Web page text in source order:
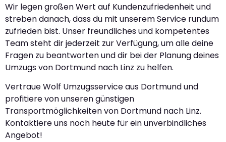
Wir legen großen Wert auf Kundenzufriedenheit und
streben danach, dass du mit unserem Service rundum
zufrieden bist. Unser freundliches und kompetentes
Team steht dir jederzeit zur Verfügung, um alle deine
Fragen zu beantworten und dir bei der Planung deines
Umzugs von Dortmund nach Linz zu helfen.
Vertraue Wolf Umzugsservice aus Dortmund und
profitiere von unseren günstigen
Transportmöglichkeiten von Dortmund nach Linz.
Kontaktiere uns noch heute für ein unverbindliches
Angebot!